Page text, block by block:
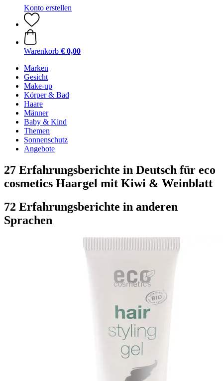
Konto erstellen
Warenkorb € 0,00
Marken
Gesicht
Make-up
Körper & Bad
Haare
Männer
Baby & Kind
Themen
Sonnenschutz
Angebote
27 Erfahrungsberichte in Deutsch für eco
cosmetics Haargel mit Kiwi & Weinblatt
72 Erfahrungsberichte in anderen
Sprachen